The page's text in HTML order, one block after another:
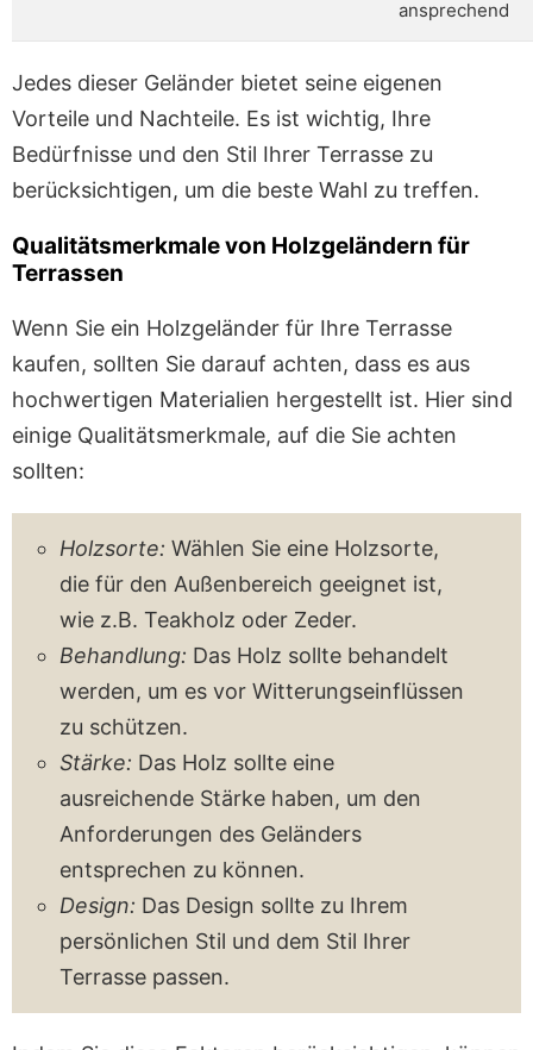
ansprechend
Jedes dieser Geländer bietet seine eigenen
Vorteile und Nachteile. Es ist wichtig, Ihre
Bedürfnisse und den Stil Ihrer Terrasse zu
berücksichtigen, um die beste Wahl zu treffen.
Qualitätsmerkmale von Holzgeländern für
Terrassen
Wenn Sie ein Holzgeländer für Ihre Terrasse
kaufen, sollten Sie darauf achten, dass es aus
hochwertigen Materialien hergestellt ist. Hier sind
einige Qualitätsmerkmale, auf die Sie achten
sollten:
Holzsorte: Wählen Sie eine Holzsorte,
die für den Außenbereich geeignet ist,
wie z.B. Teakholz oder Zeder.
Behandlung: Das Holz sollte behandelt
werden, um es vor Witterungseinflüssen
zu schützen.
Stärke: Das Holz sollte eine
ausreichende Stärke haben, um den
Anforderungen des Geländers
entsprechen zu können.
Design: Das Design sollte zu Ihrem
persönlichen Stil und dem Stil Ihrer
Terrasse passen.